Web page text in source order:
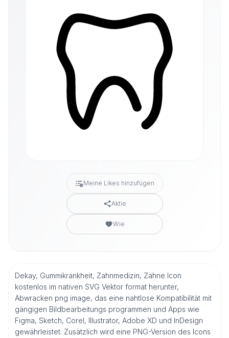
Meine Likes hinzufügen
Aktie
Wie
Dekay, Gummikrankheit, Zahnmedizin, Zähne Icon
kostenlos im nativen SVG Vektor format herunter,
Abwracken png image, das eine nahtlose Kompatibilität mit
gängigen Bildbearbeitungs programmen und Apps wie
Figma, Sketch, Corel, Illustrator, Adobe XD und InDesign
gewährleistet. Zusätzlich wird eine PNG-Version des Icons